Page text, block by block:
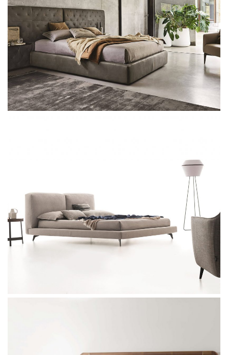
Ditre Italia Lennox